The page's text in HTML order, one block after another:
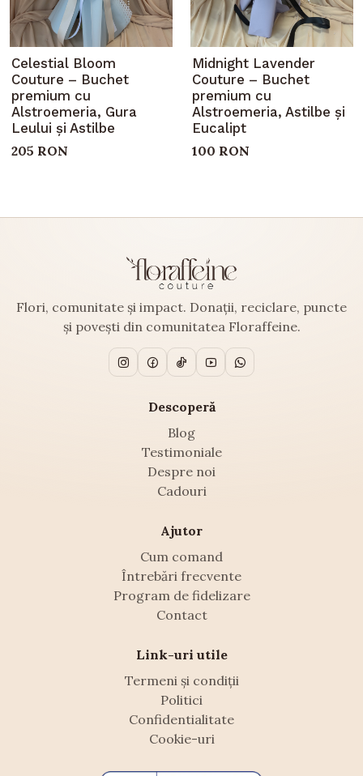
Celestial Bloom
Couture – Buchet
premium cu
Alstroemeria, Gura
Leului și Astilbe
205 RON
Midnight Lavender
Couture – Buchet
premium cu
Alstroemeria, Astilbe și
Eucalipt
100 RON
Flori, comunitate și impact. Donații, reciclare, puncte
și povești din comunitatea Floraffeine.
Descoperă
Blog
Testimoniale
Despre noi
Cadouri
Ajutor
Cum comand
Întrebări frecvente
Program de fidelizare
Contact
Link-uri utile
Termeni și condiții
Politici
Confidentialitate
Cookie-uri